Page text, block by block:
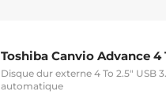
Toshiba Canvio Advance 4
Disque dur externe 4 To 2.5" USB
automatique